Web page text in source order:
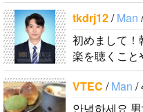
物です。 特
に街の雰囲気
が..
로 한국에 오
시면 가이드
해 드릴..
めました。
日本語を少し
ずつ勉強して
いるので、自
然に会話しな
がら実力を伸
ばしたいで
부를 위해 일
tkdrj12/Man
初めまして！
楽を聴くこと
釣りに行くの
釣りスポット
VTEC /Man /
안녕하세요